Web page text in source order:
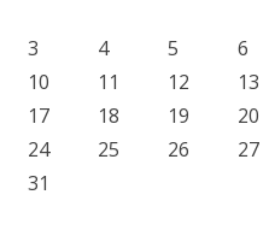
3
4 5 6
10
11 12 13
17
18 19 20
24
25 26 27
31